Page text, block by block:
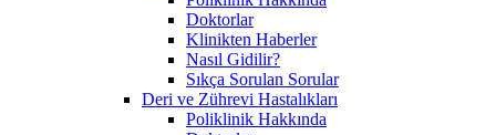
Doktorlar
Klinikten Haberler
Nasıl Gidilir?
Sıkça Sorulan Sorular
Deri ve Zührevi Hastalıkları
Poliklinik Hakkında